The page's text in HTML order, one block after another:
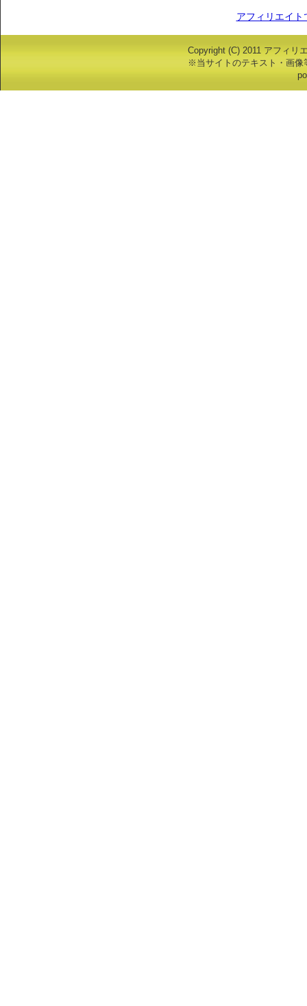
アフィリエイ
Copyright (C) 2011 アフィリ
※当サイトのテキスト・画像